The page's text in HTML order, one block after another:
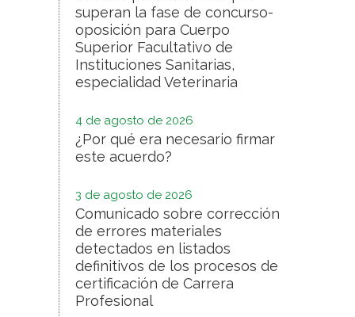
superan la fase de concurso-
oposición para Cuerpo
Superior Facultativo de
Instituciones Sanitarias,
especialidad Veterinaria
4 de agosto de 2026
¿Por qué era necesario firmar
este acuerdo?
3 de agosto de 2026
Comunicado sobre corrección
de errores materiales
detectados en listados
definitivos de los procesos de
certificación de Carrera
Profesional